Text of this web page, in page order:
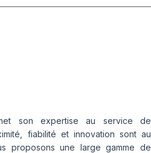
son expertise au service de
fiabilité et innovation sont au
proposons une large gamme de